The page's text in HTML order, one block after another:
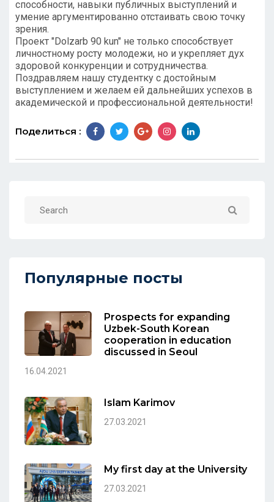
способности, навыки публичных выступлений и
умение аргументированно отстаивать свою точку
зрения.
Проект "Dolzarb 90 kun" не только способствует
личностному росту молодежи, но и укрепляет дух
здоровой конкуренции и сотрудничества.
Поздравляем нашу студентку с достойным
выступлением и желаем ей дальнейших успехов в
академической и профессиональной деятельности!
Поделиться :
Популярные посты
Prospects for expanding
Uzbek-South Korean
cooperation in education
discussed in Seoul
16.04.2021
Islam Karimov
27.03.2021
My first day at the University
27.03.2021